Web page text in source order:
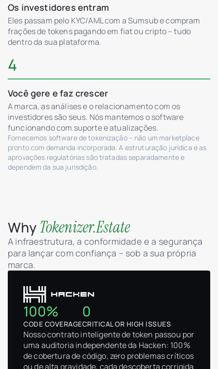
Os investidores entram
Eles passam pelo KYC/AML com a Sumsub e compram
frações de tokens pagando em fiat ou cripto – tudo
dentro da sua plataforma.
4
Você gere e faz crescer
A marca, as análises e o relacionamento com os
investidores são seus. Nós mantemos o software
funcionando com suporte e atualizações.
Fornecemos software de tokenização – não um marketplace
pronto com demanda incorporada. A estruturação jurídica e as
aprovações regulatórias são tratadas separadamente e
dependem da sua jurisdição.
WhyTokenizer.Estate
A infraestrutura, a conformidade e a segurança
para lançar com confiança – sob a sua própria
marca.
100%
CODE COVERAGE
0
CRITICAL OR HIGH ISSUES
Nosso contrato inteligente de token passou por
uma auditoria independente da Hacken: 100%
de cobertura de código, zero problemas críticos
ou de alta gravidade, cada descoberta corrigida